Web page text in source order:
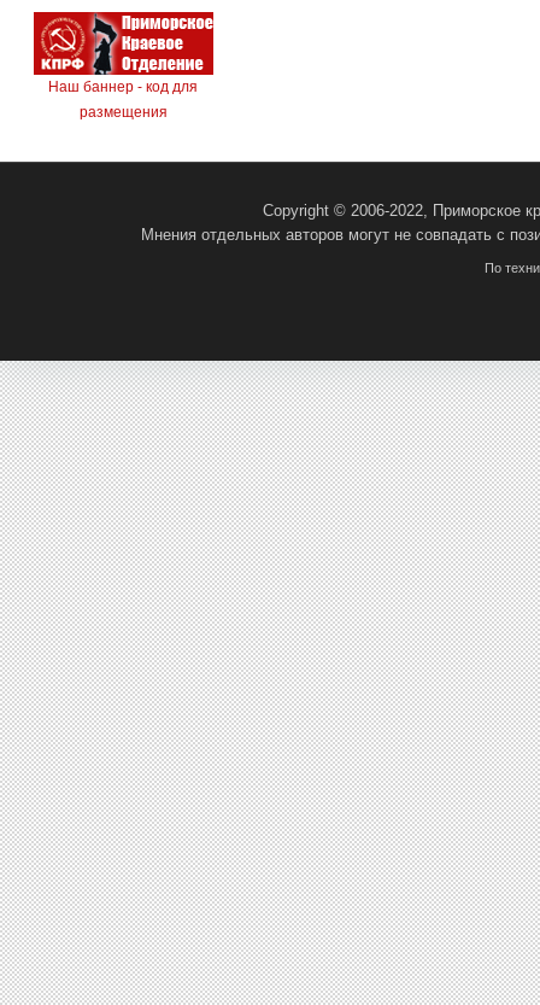
Наш баннер - код для
размещения
Copyright © 2006-2022, Приморское
Мнения отдельных авторов могут не совпадать с
По